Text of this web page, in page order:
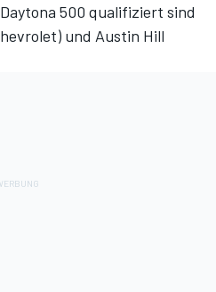
500 qualifiziert sind
und Austin Hill